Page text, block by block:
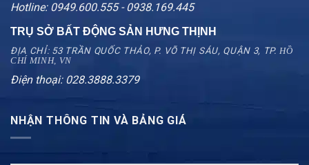
Hotline: 0949.600.555 - 0938.169.445
TRỤ SỞ BẤT ĐỘNG SẢN HƯNG THỊNH
ĐỊA CHỈ: 53 TRẦN QUỐC THẢO, P. VÕ THỊ SÁU, QUẬN 3, TP. HỒ
CHÍ MINH, VN
Điện thoại: 028.3888.3379
NHẬN THÔNG TIN VÀ BẢNG GIÁ